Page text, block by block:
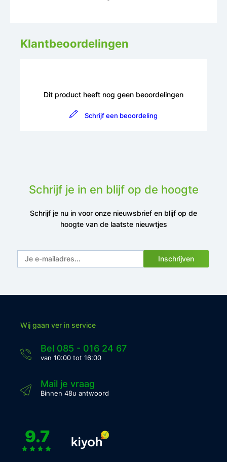
Klantbeoordelingen
Dit product heeft nog geen beoordelingen
Schrijf een beoordeling
Schrijf je in en blijf op de hoogte
Schrijf je nu in voor onze nieuwsbrief en blijf op de
hoogte van de laatste nieuwtjes
Inschrijven
Wij gaan ver in service
Bel 085 - 016 24 67
van 10:00 tot 16:00
Mail je vraag
Binnen 48u antwoord
9.7